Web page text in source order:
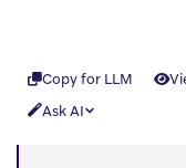
Copy for LLM
Ask AI